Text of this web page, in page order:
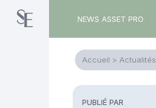
NEWS ASSET PRO
Accueil > Actualités
PUBLIÉ PAR